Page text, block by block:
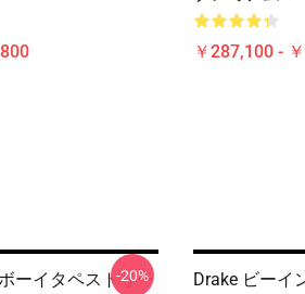
￥287,100 -
ーイタペストリー
-20%
Drake ビーイ